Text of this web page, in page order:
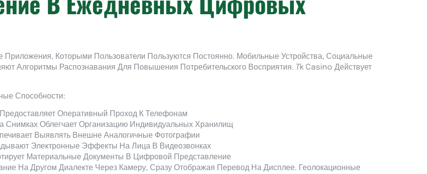
Которыми Пользователи Пользуются Постоянно. Мобильные Устройства, Социальные
Алгоритмы Распознавания Для Повышения Потребительского Восприятия. 7k Casino Действует
Способности:
Оперативный Проход К Телефонам
Снимках Облегчает Организацию Индивидуальных Хранилищ
Выявлять Внешне Аналогичные Фотографии
Электронные Эффекты На Лица В Видеозвонках
Материальные Документы В Цифровой Представление
На Другом Диалекте Через Камеру, Сразу Отображая Перевод На Дисплее. Геолокационные